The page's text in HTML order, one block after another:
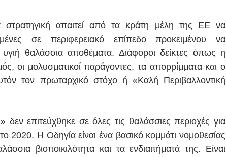
στρατηγική απαιτεί από τα κράτη μέλη της ΕΕ να
σε περιφερειακό επίπεδο προκειμένου να
θαλάσσια αποθέματα. Διάφοροι δείκτες όπως η
οι μολυσματικοί παράγοντες, τα απορρίμματα και ο
τον πρωταρχικό στόχο ή «Καλή Περιβαλλοντική
επιτεύχθηκε σε όλες τις θαλάσσιες περιοχές για
2020. Η Οδηγία είναι ένα βασικό κομμάτι νομοθεσίας
βιοποικιλότητα και τα ενδιαιτήματά της. Είναι